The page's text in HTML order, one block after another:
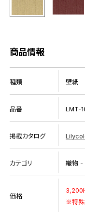
商品情報
種類 壁紙
品番 LMT-
掲載カタログ
カテゴリ 織物 -
価格
3,200
※特